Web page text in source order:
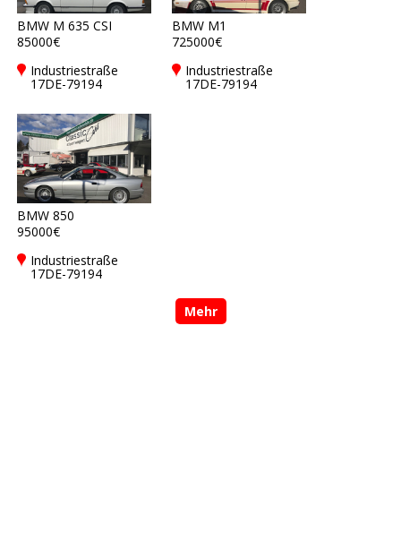
BMW M 635 CSI
85000€
Industriestraße
17DE-79194
Freiburg
BMW M1
725000€
Industriestraße
17DE-79194
BMW 850
95000€
Industriestraße
17DE-79194
Mehr